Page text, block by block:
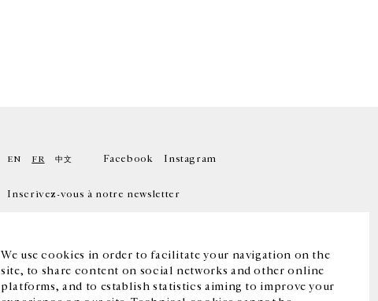
We use cookies in order to facilitate your navigation on the
site, to share content on social networks and other online
platforms, and to establish statistics aiming to improve your
EN FR 中文 Facebook Instagram
Inscrivez-vous à notre newsletter